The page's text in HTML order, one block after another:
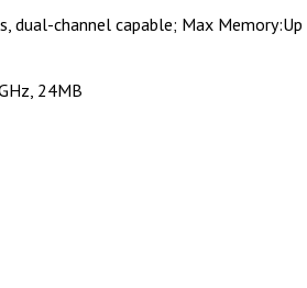
dual-channel capable; Max
24MB